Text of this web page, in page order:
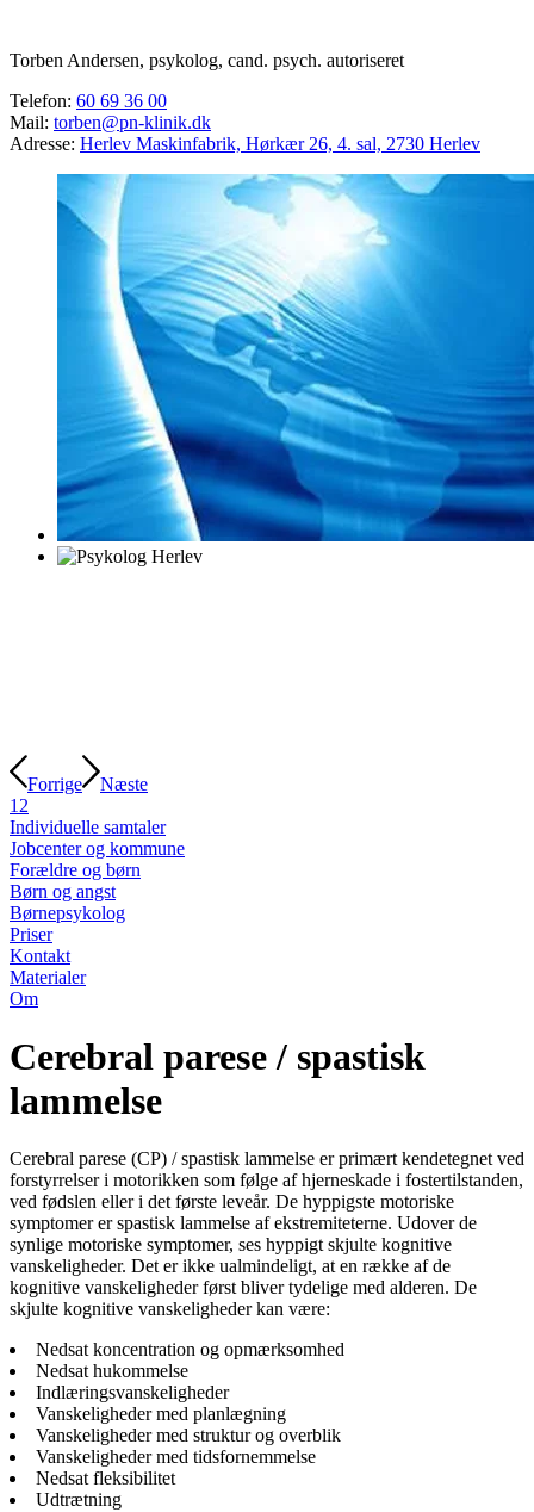
Torben Andersen, psykolog, cand. psych. autoriseret
Telefon: 60 69 36 00
Mail: torben@pn-klinik.dk
Adresse: Herlev Maskinfabrik, Hørkær 26, 4. sal, 2730 Herlev
Forrige
Næste
1 2
Individuelle samtaler
Jobcenter og kommune
Forældre og børn
Børn og angst
Børnepsykolog
Priser
Kontakt
Materialer
Om
Cerebral parese / spastisk
lammelse
Cerebral parese (CP) / spastisk lammelse er primært kendetegnet ved
forstyrrelser i motorikken som følge af hjerneskade i fostertilstanden,
ved fødslen eller i det første leveår. De hyppigste motoriske
symptomer er spastisk lammelse af ekstremiteterne. Udover de
synlige motoriske symptomer, ses hyppigt skjulte kognitive
vanskeligheder. Det er ikke ualmindeligt, at en række af de
kognitive vanskeligheder først bliver tydelige med alderen. De
skjulte kognitive vanskeligheder kan være:
Nedsat koncentration og opmærksomhed
Nedsat hukommelse
Indlæringsvanskeligheder
Vanskeligheder med planlægning
Vanskeligheder med struktur og overblik
Vanskeligheder med tidsfornemmelse
Nedsat fleksibilitet
Udtrætning